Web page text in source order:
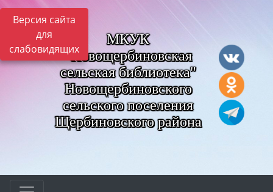
Версия сайта
для
слабовидящих
МКУК
"Новощербиновская
сельская библиотека"
Новощербиновского
сельского поселения
Щербиновского района